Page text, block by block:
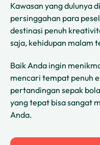
Kawasan yang dulunya
persinggahan para
destinasi penuh
saja, kehidupan malam
Baik Anda ingin
mencari tempat penuh
pertandingan sepak
yang tepat bisa sangat
Anda.